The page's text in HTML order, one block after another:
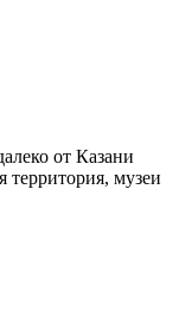
от Казани
территория, музеи